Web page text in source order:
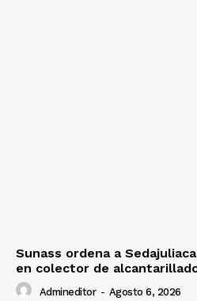
Sunass ordena a
en colector de
Admineditor - Agosto 6, 2026